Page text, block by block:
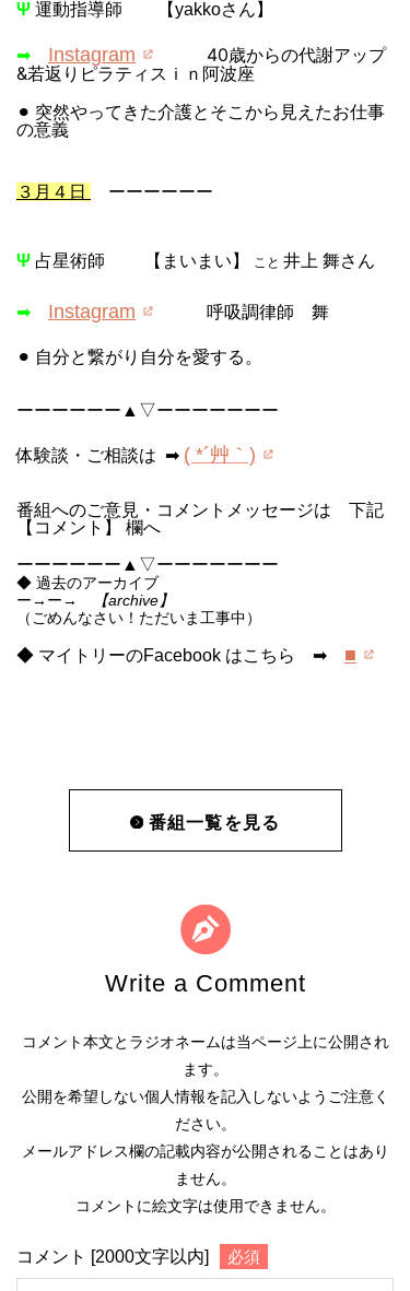
Ψ 運動指導師 【yakkoさん】
➡ Instagram
40歳からの代謝アップ
&若返りピラティスｉｎ阿波座
⚫︎ 突然やってきた介護とそこから見えたお仕事
の意義
３月４日 ーーーーーー
Ψ 占星術師 【まいまい】 こと 井上 舞さん
➡ Instagram 呼吸調律師 舞
⚫︎ 自分と繋がり自分を愛する。
ーーーーーー▲▽ーーーーーーー
体験談・ご相談は ➡ ( *´艸｀)
番組へのご意見・コメントメッセージは 下記
【コメント】 欄へ
ーーーーーー▲▽ーーーーーーー
◆ 過去のアーカイブ
ー→ー→
【archive】
（ごめんなさい！ただいま工事中）
◆ マイトリーのFacebook はこちら ➡ ■
番組一覧を見る
Write a Comment
コメント本文とラジオネームは当ページ上に公開され
ます。
公開を希望しない個人情報を記入しないようご注意く
ださい。
メールアドレス欄の記載内容が公開されることはあり
ません。
コメントに絵文字は使用できません。
コメント [2000文字以内] 必須